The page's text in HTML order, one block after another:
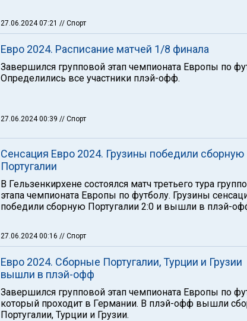
27.06.2024 07:21 // Спорт
Евро 2024. Расписание матчей 1/8 финала
Завершился групповой этап чемпионата Европы по
Определились все участники плэй-офф.
27.06.2024 00:39 // Спорт
Сенсация Евро 2024. Грузины победили сборную
Португалии
В Гельзенкирхене состоялся матч третьего тура
этапа чемпионата Европы по футболу. Грузины
победили сборную Португалии 2:0 и вышли в плэй-
27.06.2024 00:16 // Спорт
Евро 2024. Сборные Португалии, Турции и Грузии
вышли в плэй-офф
Завершился групповой этап чемпионата Европы по
который проходит в Германии. В плэй-офф вышли
Португалии, Турции и Грузии.